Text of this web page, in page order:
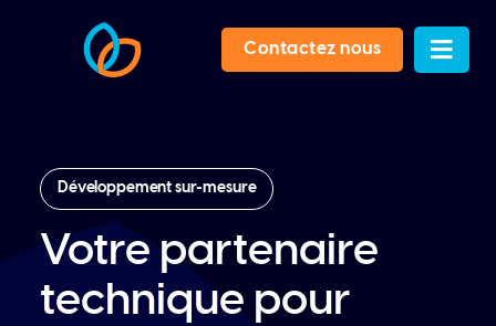
Contactez nous
Développement sur-mesure
Votre partenaire
technique pour